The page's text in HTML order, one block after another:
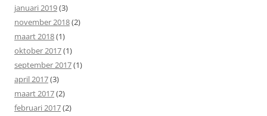
januari 2019(3)
november 2018(2)
maart 2018(1)
oktober 2017(1)
september 2017(1)
april 2017(3)
maart 2017(2)
februari 2017(2)